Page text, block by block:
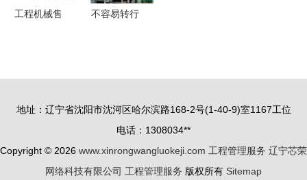
工程机械售
不容易转行
——软件开
发领域深度
剖析
地址：辽宁省沈阳市沈河区哈尔滨路168-2号(1-40-9)室1167工位
电话：1308034**
Copyright © 2026 www.xinrongwangluokeji.com 工程管理服务 辽宁芯荣
网络科技有限公司 工程管理服务 版权所有 Sitemap